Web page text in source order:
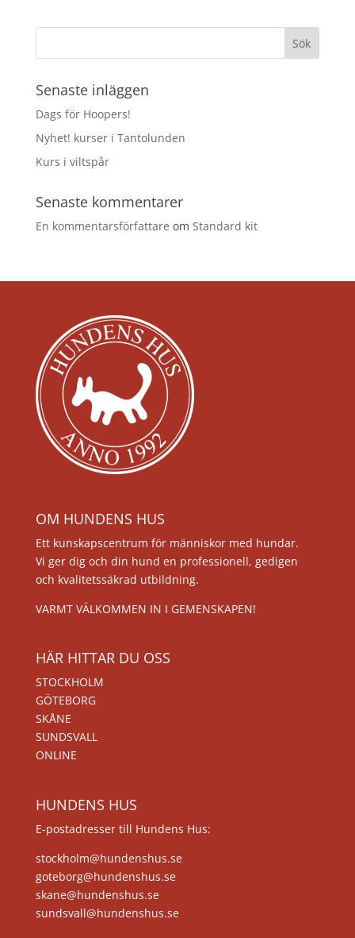
Senaste inläggen
Dags för Hoopers!
Nyhet! kurser i Tantolunden
Kurs i viltspår
Senaste kommentarer
En kommentarsförfattare om Standard kit
OM HUNDENS HUS
Ett kunskapscentrum för människor med hundar.
Vi ger dig och din hund en professionell, gedigen
och kvalitetssäkrad utbildning.
VARMT VÄLKOMMEN IN I GEMENSKAPEN!
HÄR HITTAR DU OSS
STOCKHOLM
GÖTEBORG
SKÅNE
SUNDSVALL
ONLINE
HUNDENS HUS
E-postadresser till Hundens Hus:
stockholm@hundenshus.se
goteborg@hundenshus.se
skane@hundenshus.se
sundsvall@hundenshus.se